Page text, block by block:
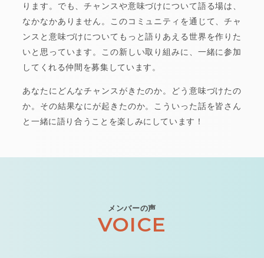
ります。でも、チャンスや意味づけについて語る場は、
なかなかありません。このコミュニティを通じて、チャ
ンスと意味づけについてもっと語りあえる世界を作りた
いと思っています。この新しい取り組みに、一緒に参加
してくれる仲間を募集しています。
あなたにどんなチャンスがきたのか。どう意味づけたの
か。その結果なにが起きたのか。こういった話を皆さん
と一緒に語り合うことを楽しみにしています！
メンバーの声
VOICE